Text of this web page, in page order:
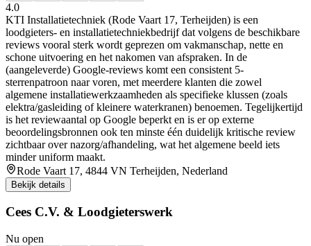
4.0
KTI Installatietechniek (Rode Vaart 17, Terheijden) is een
loodgieters- en installatietechniekbedrijf dat volgens de beschikbare
reviews vooral sterk wordt geprezen om vakmanschap, nette en
schone uitvoering en het nakomen van afspraken. In de
(aangeleverde) Google-reviews komt een consistent 5-
sterrenpatroon naar voren, met meerdere klanten die zowel
algemene installatiewerkzaamheden als specifieke klussen (zoals
elektra/gasleiding of kleinere waterkranen) benoemen. Tegelijkertijd
is het reviewaantal op Google beperkt en is er op externe
beoordelingsbronnen ook ten minste één duidelijk kritische review
zichtbaar over nazorg/afhandeling, wat het algemene beeld iets
minder uniform maakt.
Rode Vaart 17, 4844 VN Terheijden, Nederland
Bekijk details
Cees C.V. & Loodgieterswerk
Nu open